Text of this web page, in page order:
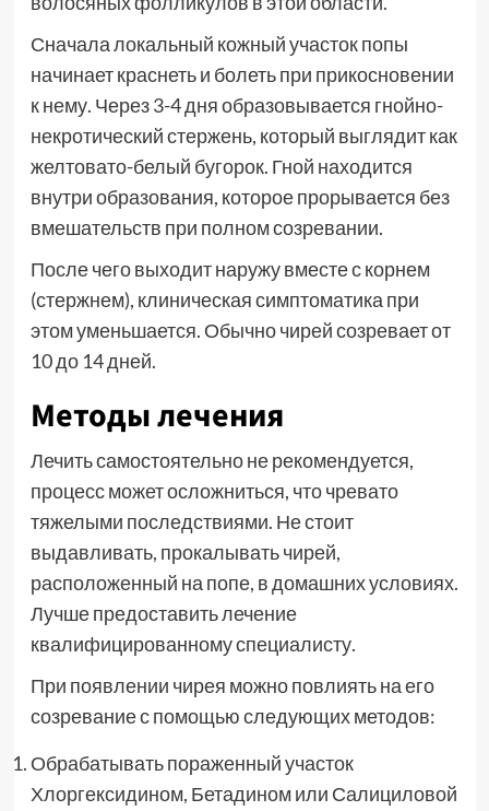
Сначала локальный кожный участок попы
начинает краснеть и болеть при прикосновении
к нему. Через 3-4 дня образовывается гнойно-
некротический стержень, который выглядит как
желтовато-белый бугорок. Гной находится
внутри образования, которое прорывается без
вмешательств при полном созревании.
После чего выходит наружу вместе с корнем
(стержнем), клиническая симптоматика при
этом уменьшается. Обычно чирей созревает от
10 до 14 дней.
Методы лечения
Лечить самостоятельно не рекомендуется,
процесс может осложниться, что чревато
тяжелыми последствиями. Не стоит
выдавливать, прокалывать чирей,
расположенный на попе, в домашних условиях.
Лучше предоставить лечение
квалифицированному специалисту.
При появлении чирея можно повлиять на его
созревание с помощью следующих методов:
Обрабатывать пораженный участок
Хлоргексидином, Бетадином или Салициловой